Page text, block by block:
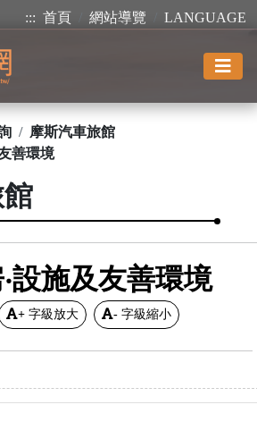
::: 首頁 網站導覽 LANGUAGE
摩斯汽車旅館
善環境
設施及友善環境
+ 字級放大 - 字級縮小